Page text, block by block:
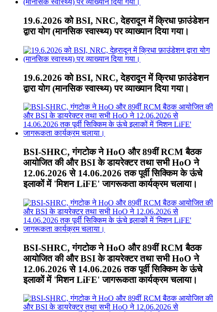
19.6.2026 को BSI, NRC, देहरादून में क्रिधा फ़ाउंडेशन
द्वारा योग (मानसिक स्वास्थ्य) पर व्याख्यान दिया गया।
19.6.2026 को BSI, NRC, देहरादून में क्रिधा फ़ाउंडेशन
द्वारा योग (मानसिक स्वास्थ्य) पर व्याख्यान दिया गया।
BSI-SHRC, गंगटोक ने HoO और 89वीं RCM बैठक
आयोजित की और BSI के डायरेक्टर तथा सभी HoO ने
12.06.2026 से 14.06.2026 तक पूर्वी सिक्किम के ऊंचे
इलाकों में 'मिशन LiFE' जागरूकता कार्यक्रम चलाया।
BSI-SHRC, गंगटोक ने HoO और 89वीं RCM बैठक
आयोजित की और BSI के डायरेक्टर तथा सभी HoO ने
12.06.2026 से 14.06.2026 तक पूर्वी सिक्किम के ऊंचे
इलाकों में 'मिशन LiFE' जागरूकता कार्यक्रम चलाया।